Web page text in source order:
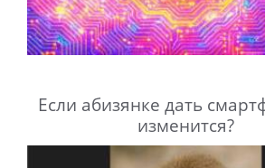
Если абизянке дать
изменится?